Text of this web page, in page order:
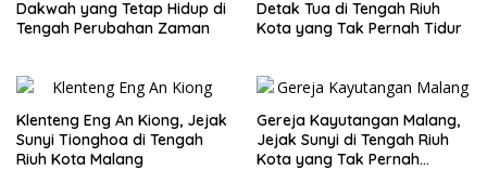
Dakwah yang Tetap Hidup di
Tengah Perubahan Zaman
Detak Tua di Tengah Riuh
Kota yang Tak Pernah Tidur
Klenteng Eng An Kiong, Jejak
Sunyi Tionghoa di Tengah
Riuh Kota Malang
Gereja Kayutangan Malang,
Jejak Sunyi di Tengah Riuh
Kota yang Tak Pernah